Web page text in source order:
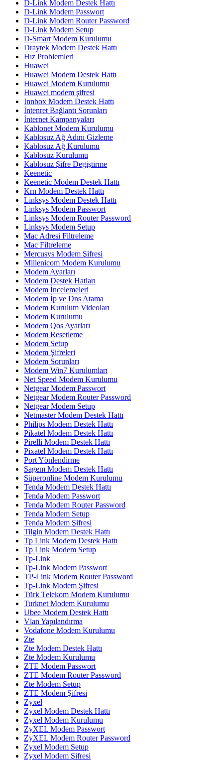
D-Link Modem Destek Hattı
D-Link Modem Passwort
D-Link Modem Router Password
D-Link Modem Setup
D-Smart Modem Kurulumu
Draytek Modem Destek Hattı
Hız Problemleri
Huawei
Huawei Modem Destek Hattı
Huawei Modem Kurulumu
Huawei modem şifresi
Innbox Modem Destek Hattı
İntenret Bağlantı Sorunları
İnternet Kampanyaları
Kablonet Modem Kurulumu
Kablosuz Ağ Adını Gizleme
Kablosuz Ağ Kurulumu
Kablosuz Kurulumu
Kablosuz Şifre Degiştirme
Keenetic
Keenetic Modem Destek Hattı
Krn Modem Destek Hattı
Linksys Modem Destek Hattı
Linksys Modem Passwort
Linksys Modem Router Password
Linksys Modem Setup
Mac Adresi Filtreleme
Mac Filtreleme
Mercusys Modem Şifresi
Millenicom Modem Kurulumu
Modem Ayarları
Modem Destek Hatları
Modem İncelemeleri
Modem İp ve Dns Atama
Modem Kurulum Videoları
Modem Kurulumu
Modem Qos Ayarları
Modem Resetleme
Modem Setup
Modem Şifreleri
Modem Sorunları
Modem Win7 Kurulumları
Net Speed Modem Kurulumu
Netgear Modem Passwort
Netgear Modem Router Password
Netgear Modem Setup
Netmaster Modem Destek Hattı
Philips Modem Destek Hattı
Pikatel Modem Destek Hattı
Pirelli Modem Destek Hattı
Pixatel Modem Destek Hattı
Port Yönlendirme
Sagem Modem Destek Hattı
Süperonline Modem Kurulumu
Tenda Modem Destek Hattı
Tenda Modem Passwort
Tenda Modem Router Password
Tenda Modem Setup
Tenda Modem Şifresi
Tilgin Modem Destek Hattı
Tp Link Modem Destek Hattı
Tp Link Modem Setup
Tp-Link
Tp-Link Modem Passwort
TP-Link Modem Router Password
Tp-Link Modem Şifresi
Türk Telekom Modem Kurulumu
Turknet Modem Kurulumu
Ubee Modem Destek Hattı
Vlan Yapılandırma
Vodafone Modem Kurulumu
Zte
Zte Modem Destek Hattı
Zte Modem Kurulumu
ZTE Modem Passwort
ZTE Modem Router Password
Zte Modem Setup
ZTE Modem Şifresi
Zyxel
Zyxel Modem Destek Hattı
Zyxel Modem Kurulumu
ZyXEL Modem Passwort
ZyXEL Modem Router Password
Zyxel Modem Setup
Zyxel Modem Şifresi